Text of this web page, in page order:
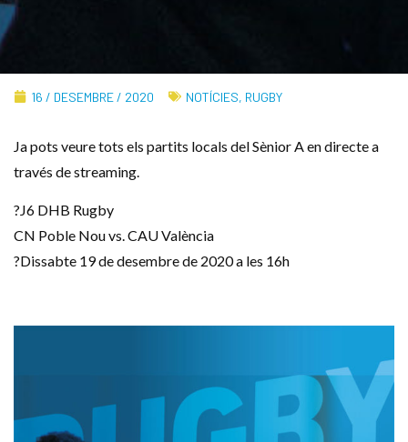
16 / DESEMBRE / 2020 NOTÍCIES, RUGBY
Ja pots veure tots els partits locals del Sènior A en directe a
través de streaming.
?J6 DHB Rugby
CN Poble Nou vs. CAU València
?️Dissabte 19 de desembre de 2020 a les 16h